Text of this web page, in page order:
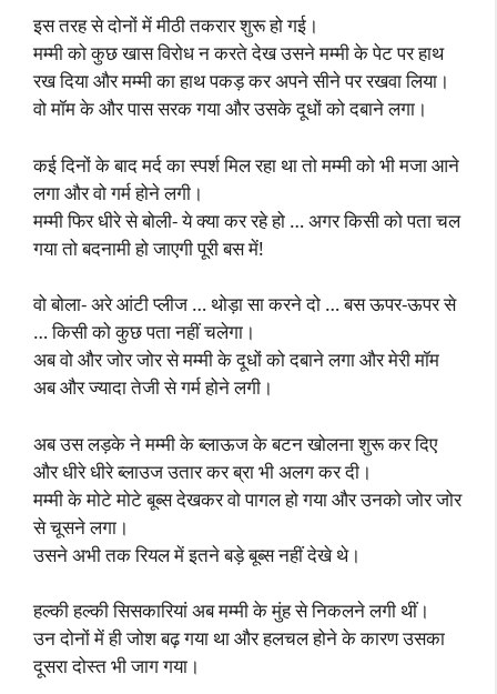
इस तरह से दोनों में मीठी तकरार शुरू हो गई।
मम्मी को कुछ खास विरोध न करते देख उसने मम्मी के पेट पर हाथ
रख दिया और मम्मी का हाथ पकड़ कर अपने सीने पर रखवा लिया।
वो मॉम के और पास सरक गया और उसके दूधों को दबाने लगा।
कई दिनों के बाद मर्द का स्पर्श मिल रहा था तो मम्मी को भी मजा आने
लगा और वो गर्म होने लगी।
मम्मी फिर धीरे से बोली- ये क्या कर रहे हो … अगर किसी को पता चल
गया तो बदनामी हो जाएगी पूरी बस में!
वो बोला- अरे आंटी प्लीज … थोड़ा सा करने दो … बस ऊपर-ऊपर से
… किसी को कुछ पता नहीं चलेगा।
अब वो और जोर जोर से मम्मी के दूधों को दबाने लगा और मेरी मॉम
अब और ज्यादा तेजी से गर्म होने लगी।
अब उस लड़के ने मम्मी के ब्लाऊज के बटन खोलना शुरू कर दिए
और धीरे धीरे ब्लाउज उतार कर ब्रा भी अलग कर दी।
मम्मी के मोटे मोटे बूब्स देखकर वो पागल हो गया और उनको जोर जोर
से चूसने लगा।
उसने अभी तक रियल में इतने बड़े बूब्स नहीं देखे थे।
हल्की हल्की सिसकारियां अब मम्मी के मुंह से निकलने लगी थीं।
उन दोनों में ही जोश बढ़ गया था और हलचल होने के कारण उसका
दूसरा दोस्त भी जाग गया।